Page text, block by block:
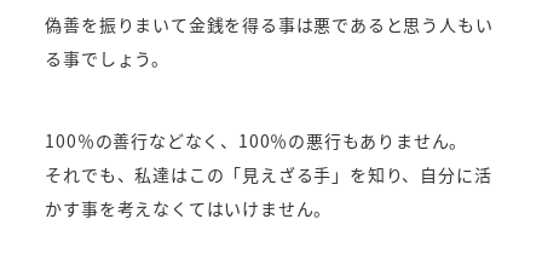
偽善を振りまいて金銭を得る事は悪であると思う人もい
る事でしょう。
100％の善行などなく、100％の悪行もありません。
それでも、私達はこの「見えざる手」を知り、自分に活
かす事を考えなくてはいけません。